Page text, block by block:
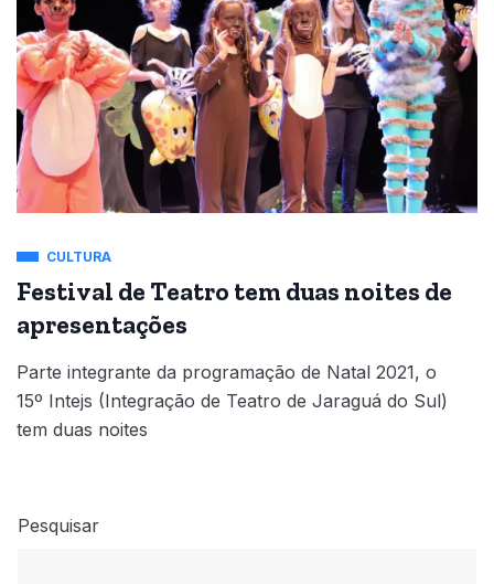
CULTURA
Festival de Teatro tem duas noites de
apresentações
Parte integrante da programação de Natal 2021, o
15º Intejs (Integração de Teatro de Jaraguá do Sul)
tem duas noites
Pesquisar